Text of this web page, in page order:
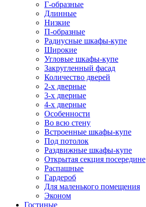
Г-образные
Длинные
Низкие
П-образные
Радиусные шкафы-купе
Широкие
Угловые шкафы-купе
Закругленный фасад
Количество дверей
2-х дверные
3-х дверные
4-х дверные
Особенности
Во всю стену
Встроенные шкафы-купе
Под потолок
Раздвижные шкафы-купе
Открытая секция посередине
Распашные
Гардероб
Для маленького помещения
Эконом
Гостиные